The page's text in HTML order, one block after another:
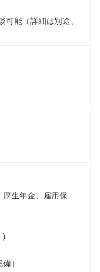
能（詳細は別途、
厚生年金、雇用保
)
）